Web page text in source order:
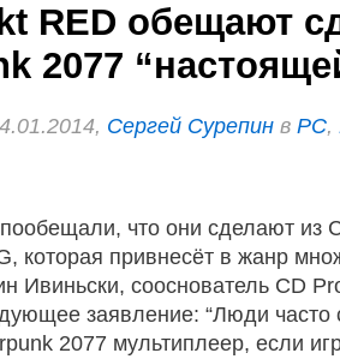
RED обещают
2077
Сергей Сурепин в PC,
что они сделают из
которая привнесёт в жанр
Ивиньски, сооснователь CD
заявление: “Люди
2077 мультиплеер, если